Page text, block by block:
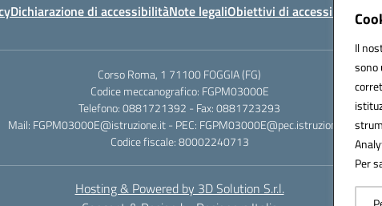
Il
sono
Per
Dichiarazione di accessibilitàNote legaliObiettivi di accessibilità
Corso Roma, 1 71100 FOGGIA (FG)
Codice meccanografico: FGPM03000E
Telefono: 0881721392 - Fax: 0881723293
Mail: FGPM03000E@istruzione.it - PEC: FGPM03000E@pec.istruzione.it
Codice fiscale: 80002240713
Hosting & Powered by 3D Solution S.r.l.